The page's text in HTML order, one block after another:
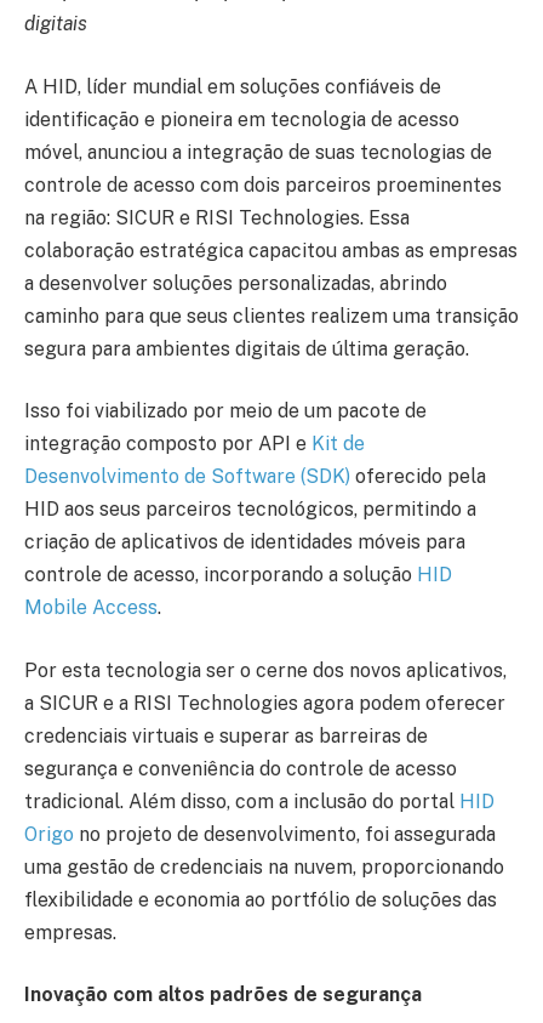
digitais
A HID, líder mundial em soluções confiáveis de
identificação e pioneira em tecnologia de acesso
móvel, anunciou a integração de suas tecnologias de
controle de acesso com dois parceiros proeminentes
na região: SICUR e RISI Technologies. Essa
colaboração estratégica capacitou ambas as empresas
a desenvolver soluções personalizadas, abrindo
caminho para que seus clientes realizem uma transição
segura para ambientes digitais de última geração.
Isso foi viabilizado por meio de um pacote de
integração composto por API e Kit de
Desenvolvimento de Software (SDK) oferecido pela
HID aos seus parceiros tecnológicos, permitindo a
criação de aplicativos de identidades móveis para
controle de acesso, incorporando a solução HID
Mobile Access.
Por esta tecnologia ser o cerne dos novos aplicativos,
a SICUR e a RISI Technologies agora podem oferecer
credenciais virtuais e superar as barreiras de
segurança e conveniência do controle de acesso
tradicional. Além disso, com a inclusão do portal HID
Origo no projeto de desenvolvimento, foi assegurada
uma gestão de credenciais na nuvem, proporcionando
flexibilidade e economia ao portfólio de soluções das
empresas.
Inovação com altos padrões de segurança